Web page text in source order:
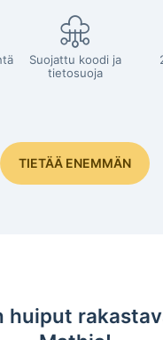
Suojattu koodi ja
tietosuoja
TIETÄÄ ENEMMÄN
huiput